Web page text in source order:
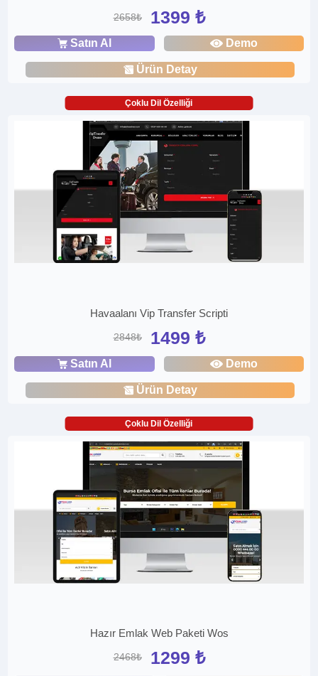
2658₺ 1399 ₺
Satın Al Demo
Ürün Detay
Çoklu Dil Özelliği
Havaalanı Vip Transfer Scripti
2848₺ 1499 ₺
Satın Al Demo
Ürün Detay
Çoklu Dil Özelliği
Hazır Emlak Web Paketi Wos
2468₺ 1299 ₺